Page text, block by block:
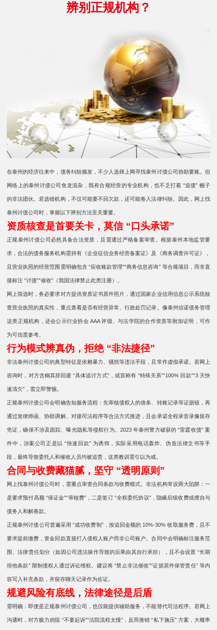
辨别正规机构？
在泰州的经济往来中，债务纠纷频发，不少人选择上网寻找泰州讨债公司协助要账。但
网络上的泰州讨债公司鱼龙混杂，既有合规经营的专业机构，也不乏打着 “追债” 幌子
的非法团伙。若选错机构，不仅可能要不回欠款，还可能卷入法律纠纷。因此，网上找
泰州讨债公司时，掌握以下辨别方法至关重要。
资质核查是首要关卡，莫信 “口头承诺”
正规泰州讨债公司必然具备合法资质，且需通过严格备案审查。根据泰州本地监管要
求，合法的债务服务机构需持有《企业征信业务经营备案证》及《商务调查许可证》，
且营业执照的经营范围需明确包含 “应收账款管理”“商务信息咨询” 等合规项目，而非直
接标注 “讨债”“催收”（我国法律禁止此类注册）。
网上筛选时，务必要求对方提供资质证书原件照片，通过国家企业信用信息公示系统核
查营业执照的真实性，重点查看是否有经营异常、行政处罚记录。像泰州信诺债务管理
这类正规机构，还会公示行业协会 AAA 评级、与法学院的合作资质等附加证明，可作
为可信度参考。
行为模式辨真伪，拒绝 “非法捷径”
非法泰州讨债公司的典型特征是依赖暴力、骚扰等违法手段，且常作虚假承诺。若网上
咨询时，对方含糊其辞回避 “具体追讨方式”，或宣称有 “特殊关系”“100% 回款”“3 天快
速清欠”，需立即警惕。
正规泰州讨债公司会明确告知服务流程：先审核债权人的借条、转账记录等证据链，再
通过发律师函、协助调解、对接司法程序等合法方式推进，且会承诺全程录音录像留存
凭证，确保不涉及跟踪、曝光隐私等侵权行为。2023 年泰州警方破获的 “雷霆收债” 案
件中，涉案公司正是以 “快速回款” 为诱饵，实际采用电话轰炸、伪造法律文书等手
段，最终导致委托人和催收人员均被追责，这类教训需引以为戒。
合同与收费藏猫腻，坚守 “透明原则”
网上找泰州讨债公司时，需重点审查合同条款与收费模式。非法机构常设两大陷阱：一
是要求预付高额 “保证金”“审核费”，二是签订 “全权委托协议”，隐瞒后续收费或擅自与
债务人和解卷款。
正规泰州讨债公司普遍采用 “成功收费制”，按追回金额的 10%-30% 收取服务费，且不
要求提前缴费，资金回款直接打入债权人账户而非公司账户。合同中会明确标注服务范
围、法律责任划分（如因公司违法操作导致的后果由其自行承担），且不会设置 “长期
排他条款” 限制债权人通过诉讼维权。建议将 “禁止非法催收”“证据原件保管责任” 等内
容写入补充条款，并留存聊天记录作为佐证。
规避风险有底线，法律途径是后盾
需明确：即便是正规泰州讨债公司，也仅能提供辅助服务，不能替代司法程序。若网上
沟通时，对方极力劝阻 “不要起诉”“法院流程太慢”，反而推销 “私下施压” 方案，大概率